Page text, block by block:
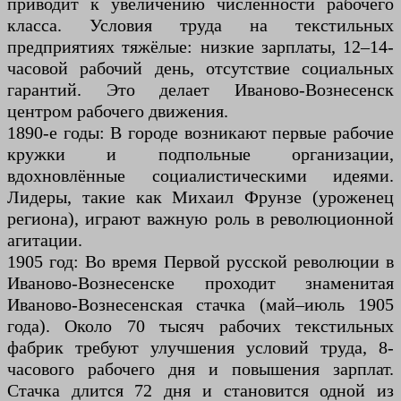
класса. Условия труда на текстильных
предприятиях тяжёлые: низкие зарплаты, 12–14-
часовой рабочий день, отсутствие социальных
гарантий. Это делает Иваново-Вознесенск
центром рабочего движения.
1890-е годы: В городе возникают первые рабочие
кружки и подпольные организации,
вдохновлённые социалистическими идеями.
Лидеры, такие как Михаил Фрунзе (уроженец
региона), играют важную роль в революционной
агитации.
1905 год: Во время Первой русской революции в
Иваново-Вознесенске проходит знаменитая
Иваново-Вознесенская стачка (май–июль 1905
года). Около 70 тысяч рабочих текстильных
фабрик требуют улучшения условий труда, 8-
часового рабочего дня и повышения зарплат.
Стачка длится 72 дня и становится одной из